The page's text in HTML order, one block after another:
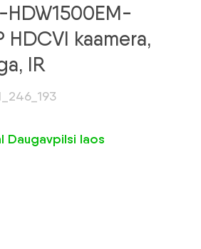
HDW1500EM-
HDCVI kaamera,
IR
Daugavpilsi laos